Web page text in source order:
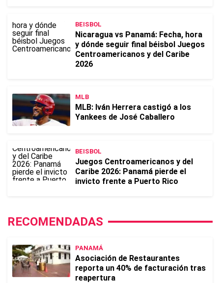
BEISBOL
Nicaragua vs Panamá: Fecha, hora
y dónde seguir final béisbol Juegos
Centroamericanos y del Caribe
2026
MLB
MLB: Iván Herrera castigó a los
Yankees de José Caballero
BEISBOL
Juegos Centroamericanos y del
Caribe 2026: Panamá pierde el
invicto frente a Puerto Rico
RECOMENDADAS
PANAMÁ
Asociación de Restaurantes
reporta un 40% de facturación tras
reapertura